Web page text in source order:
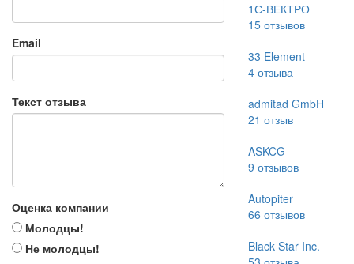
Email
Текст отзыва
Оценка компании
Молодцы!
Не молодцы!
1С-ВЕКТРО
15отзывов
33 Element
4отзыва
admitad GmbH
21 отзыв
ASKCG
9 отзывов
Autopiter
66 отзывов
Black Star Inc.